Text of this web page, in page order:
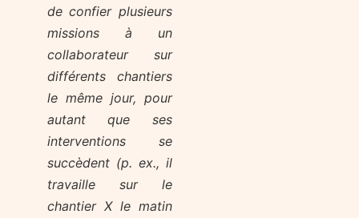
de confier plusieurs
missions à un
collaborateur sur
différents chantiers
le même jour, pour
autant que ses
interventions se
succèdent (p. ex., il
travaille sur le
chantier X le matin